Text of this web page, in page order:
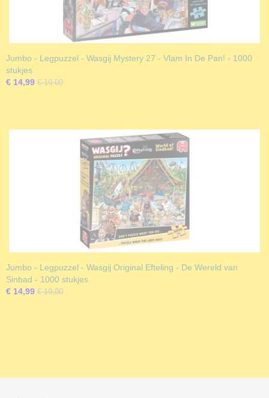
Jumbo - Legpuzzel - Wasgij Mystery 27 - Vlam In De Pan! - 1000
stukjes
€ 14,99 € 19,00
Jumbo - Legpuzzel - Wasgij Original Efteling - De Wereld van
Sinbad - 1000 stukjes
€ 14,99 € 19,00